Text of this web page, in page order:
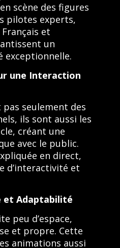
scène des figures
pilotes experts,
et
un
exceptionnelle.
une Interaction
seulement des
ils sont aussi les
créant une
avec le public.
en direct,
d’interactivité et
et Adaptabilité
peu d’espace,
et propre. Cette
animations aussi